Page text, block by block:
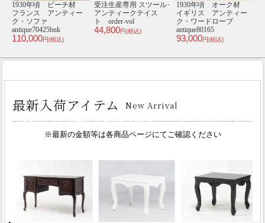
1人掛けソファ･アンテ
ィークテイスト
VD1P71K
58,800円(税込)
2人掛けソファ･アンテ
ィークテイスト
VG2F238K
69,900円(税込)
3人掛けソファ･アンテ
ィークテイスト
VG3F238K
89,900円(税込)